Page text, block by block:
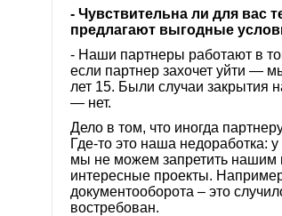
- Чувствительна ли для вас
предлагают выгодные
- Наши партнеры работают в
если партнер захочет уйти —
лет 15. Были случаи закрытия
— нет.
Дело в том, что иногда
Где-то это наша недоработка:
мы не можем запретить нашим
интересные проекты.
документооборота – это
востребован.